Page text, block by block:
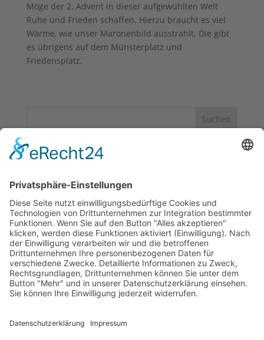
Möge der 2. Advent in dieser aufgewühlten Welt
Ruhe und Frieden schaffen. Hierzu braucht es viel
Wärme, wie unser Maronenbild ausstrahlt. Die gibt
es übrigens auf dem Münsterplatz und
Friedensplatz.
Suchen
Neueste Beiträge
Dreikönigstag – Markt endet heute
Noch 5 Tage leckere Bratwurst
Frohes neues Jahr 2026!
Guten Rutsch ins neue Jahr!
Neueste Kommentare
Es sind keine Kommentare vorhanden.